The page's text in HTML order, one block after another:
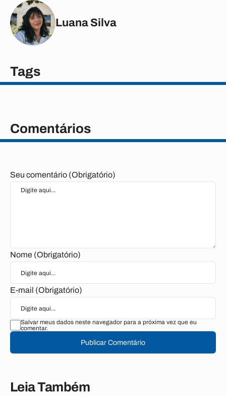
Luana Silva
Tags
Comentários
Seu comentário (Obrigatório)
Nome (Obrigatório)
E-mail (Obrigatório)
Salvar meus dados neste navegador para a próxima vez que eu
comentar.
Publicar Comentário
Leia Também